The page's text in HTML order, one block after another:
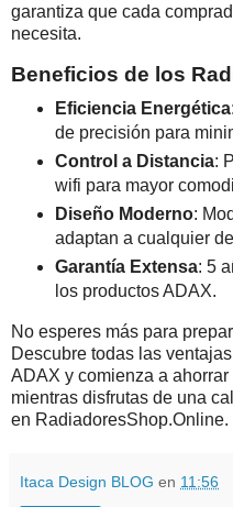
garantiza que cada
necesita.
Beneficios de los
Eficiencia Energética
de precisión para
Control a Distancia:
wifi para mayor
Diseño Moderno:
adaptan a cualquier
Garantía Extensa: 5
los productos ADAX.
No esperes más para
Descubre todas las
ADAX y comienza a
mientras disfrutas de una
en RadiadoresShop.Online.
Itaca Design BLOG en 11:56